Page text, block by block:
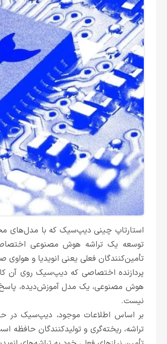
استارتاپ چینی دیپ‌سیک که با
توسعه یک تراشه هوش مصنوعی
تأمین‌کنندگان فعلی یعنی انویدیا و هواوی
پردازنده اختصاصی که دیپ‌سیک روی آن
هوش مصنوعی، یک مدل آموزش‌دیده،
نیست.
بر اساس اطلاعات موجود، دیپ‌سیک در
تراشه، ریخته‌گری و تولیدکنندگان